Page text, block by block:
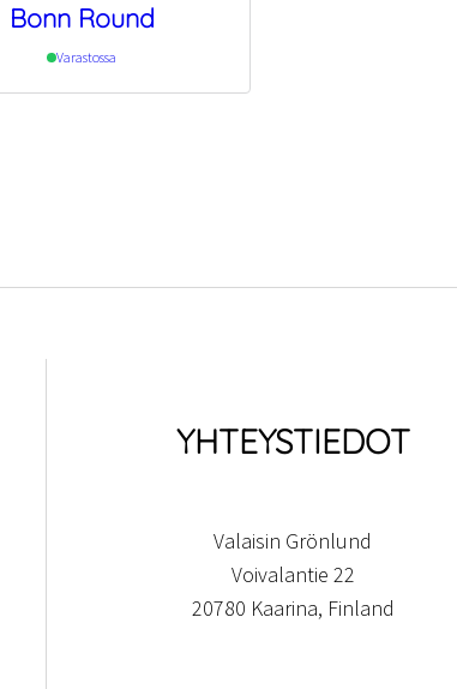
Bonn Round
Varastossa
YHTEYSTIEDOT
Valaisin Grönlund
Voivalantie 22
20780 Kaarina, Finland